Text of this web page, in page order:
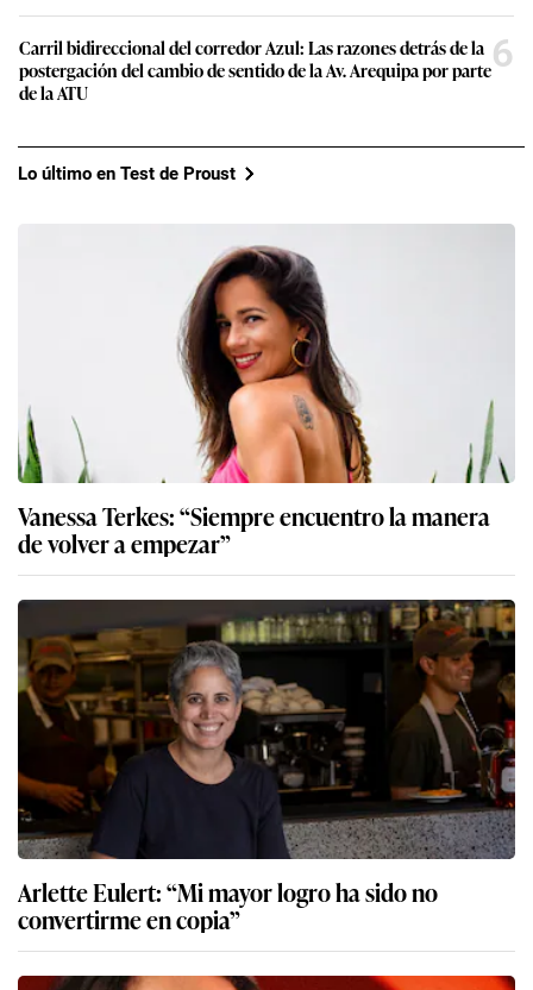
Carril bidireccional del corredor Azul: Las razones detrás de la
postergación del cambio de sentido de la Av. Arequipa por parte
de la ATU
6
Lo último en Test de Proust
Vanessa Terkes: “Siempre encuentro la manera
de volver a empezar”
Arlette Eulert: “Mi mayor logro ha sido no
convertirme en copia”